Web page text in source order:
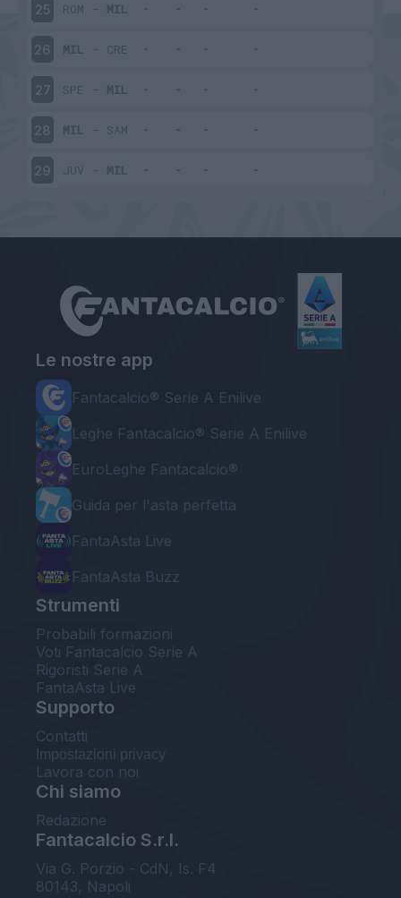
25 ROM - MIL
26 MIL - CRE
27 SPE - MIL
28 MIL - SAM
29 JUV - MIL
Le nostre app
Fantacalcio® Serie A Enilive
Leghe Fantacalcio® Serie A Enilive
EuroLeghe Fantacalcio®
Guida per l'asta perfetta
FantaAsta Live
FantaAsta Buzz
Strumenti
Probabili formazioni
Voti Fantacalcio Serie A
Rigoristi Serie A
FantaAsta Live
Supporto
Contatti
Impostazioni privacy
Lavora con noi
Chi siamo
Redazione
Fantacalcio S.r.l.
Via G. Porzio - CdN, Is. F4
80143, Napoli